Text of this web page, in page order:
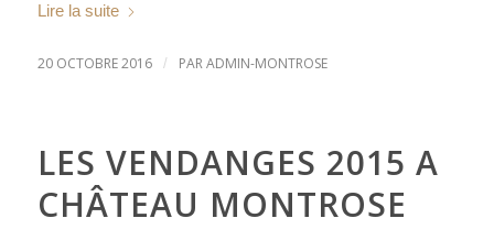
Lire la suite
20 OCTOBRE 2016 / PARADMIN-MONTROSE
LES VENDANGES 2015 A
CHÂTEAU MONTROSE